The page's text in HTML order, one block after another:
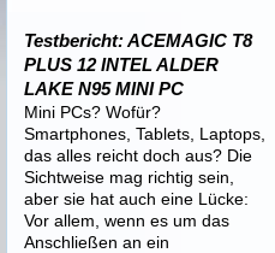
Testbericht: ACEMAGIC T8
PLUS 12 INTEL ALDER
LAKE N95 MINI PC
Mini PCs? Wofür?
Smartphones, Tablets, Laptops,
das alles reicht doch aus? Die
Sichtweise mag richtig sein,
aber sie hat auch eine Lücke:
Vor allem, wenn es um das
Anschließen an ein